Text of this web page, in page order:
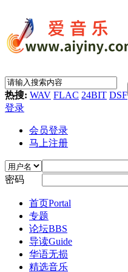
热搜: WAV FLAC 24BIT DSF
登录
会员登录
马上注册
密码
首页Portal
专题
论坛BBS
导读Guide
华语无损
精选音乐